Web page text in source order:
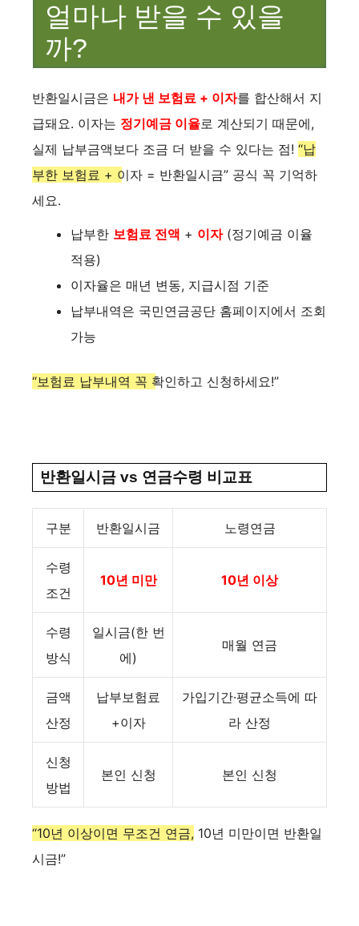
얼마나 받을 수 있을
까?
반환일시금은 내가 낸 보험료 + 이자를 합산해서 지
급돼요. 이자는 정기예금 이율로 계산되기 때문에,
실제 납부금액보다 조금 더 받을 수 있다는 점! “납
부한 보험료 + 이자 = 반환일시금” 공식 꼭 기억하
세요.
납부한 보험료 전액 + 이자(정기예금 이율
적용)
이자율은 매년 변동, 지급시점 기준
납부내역은 국민연금공단 홈페이지에서 조회
가능
“보험료 납부내역 꼭 확인하고 신청하세요!”
반환일시금 vs 연금수령 비교표
구분 반환일시금 노령연금
수령
조건
10년 미만 10년 이상
수령
방식
일시금(한 번
에)
매월 연금
금액
산정
납부보험료
+이자
가입기간·평균소득에 따
라 산정
신청
방법
본인 신청 본인 신청
“10년 이상이면 무조건 연금, 10년 미만이면 반환일
시금!”